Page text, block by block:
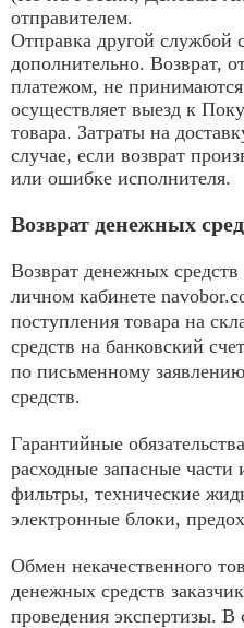
отправителем.
Отправка другой службой
дополнительно. Возврат,
платежом, не
осуществляет выезд к
товара. Затраты на
случае, если возврат
или ошибке исполнителя.
Возврат денежных
Возврат денежных средств
личном кабинете
поступления товара на
средств на банковский
по письменному
средств.
Гарантийные
расходные запасные
фильтры, технические
электронные блоки,
Обмен некачественного
денежных средств
проведения экспертизы. В